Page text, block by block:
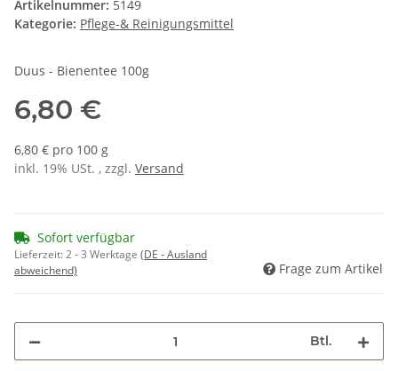
Artikelnummer: 5149
Kategorie: Pflege-& Reinigungsmittel
Duus - Bienentee 100g
6,80 €
6,80 € pro 100 g
inkl. 19% USt. , zzgl. Versand
Sofort verfügbar
Lieferzeit:2 - 3 Werktage (DE - Ausland
abweichend)
Frage zum Artikel
Btl.